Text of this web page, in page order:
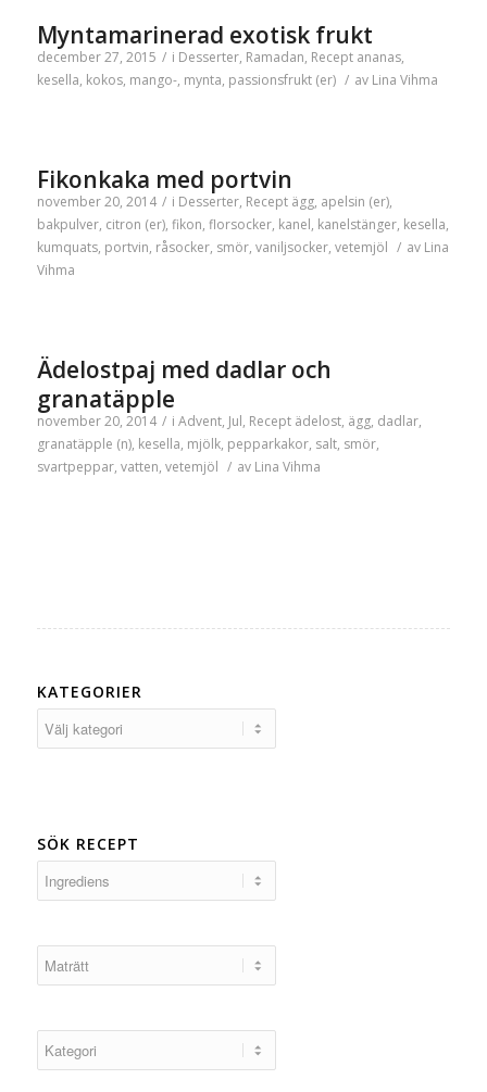
Myntamarinerad exotisk frukt
december 27, 2015 / i Desserter, Ramadan, Recept ananas,
kesella, kokos, mango-, mynta, passionsfrukt (er) / av Lina Vihma
Fikonkaka med portvin
november 20, 2014 / i Desserter, Recept ägg, apelsin (er),
bakpulver, citron (er), fikon, florsocker, kanel, kanelstänger, kesella,
kumquats, portvin, råsocker, smör, vaniljsocker, vetemjöl / av Lina
Vihma
Ädelostpaj med dadlar och
granatäpple
november 20, 2014 / i Advent, Jul, Recept ädelost, ägg, dadlar,
granatäpple (n), kesella, mjölk, pepparkakor, salt, smör,
svartpeppar, vatten, vetemjöl / av Lina Vihma
KATEGORIER
SÖK RECEPT